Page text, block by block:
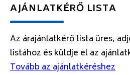
AJÁNLATKÉRŐ LISTA
Az árajánlatkérő lista üres,
listához és küldje el az
Tovább az ajánlatkéréshez